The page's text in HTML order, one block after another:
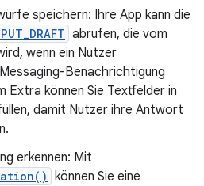
speichern: Ihre App kann die
abrufen, die vom
wenn ein Nutzer
Benachrichtigung
Extra können Sie Textfelder in
damit Nutzer ihre Antwort
erkennen: Mit
können Sie eine